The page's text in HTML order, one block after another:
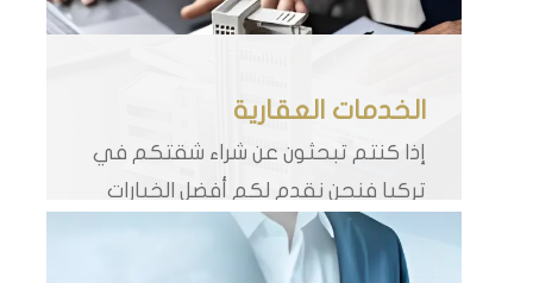
الخدمات العقارية
إذا كنتم تبحثون عن شراء شقتكم في
تركيا فنحن نقدم لكم أفضل الخيارات
وفي أفضل المشاريع العقارية في
تركيا ضمن باقة فرصنا العقارية المميزة